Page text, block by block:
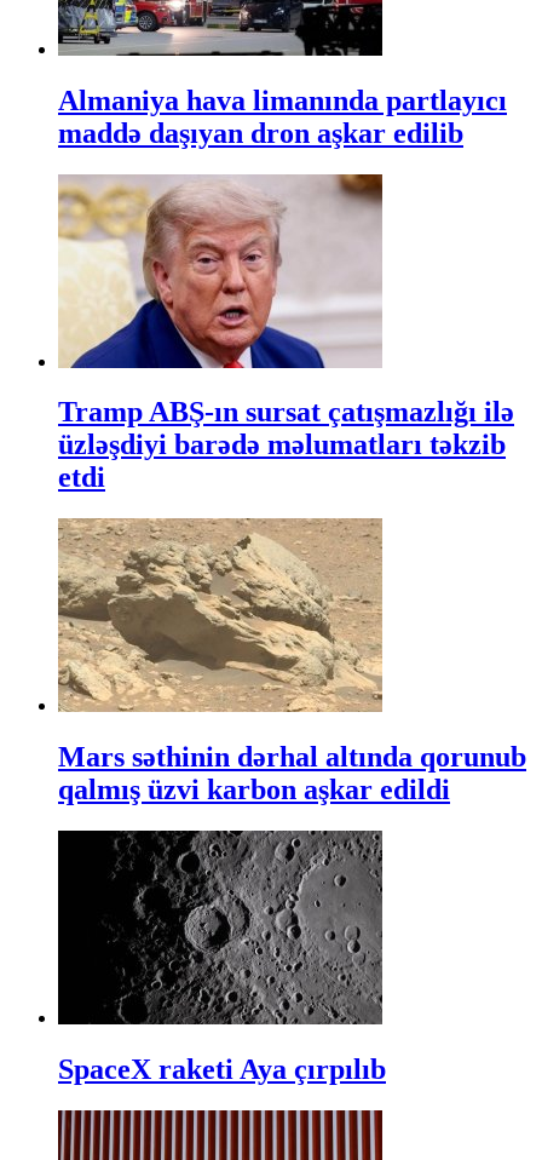
Almaniya hava limanında partlayıcı
maddə daşıyan dron aşkar edilib
Tramp ABŞ-ın sursat çatışmazlığı ilə
üzləşdiyi barədə məlumatları təkzib
etdi
Mars səthinin dərhal altında qorunub
qalmış üzvi karbon aşkar edildi
SpaceX raketi Aya çırpılıb